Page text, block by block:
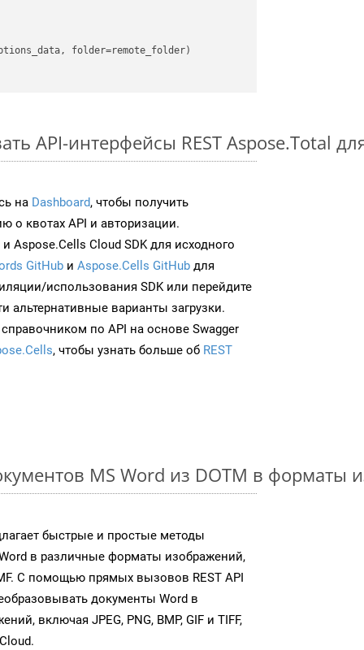
API-интерфейсы REST Aspose.Total
на Dashboard, чтобы получить
о квотах API и авторизации.
Aspose.Cells Cloud SDK для исходного
GitHub и Aspose.Cells GitHub для
использования SDK или перейдите
альтернативные варианты загрузки.
по API на основе Swagger
, чтобы узнать больше об REST
MS Word из DOTM в
быстрые и простые методы
в различные форматы изображений,
С помощью прямых вызовов REST API
документы Word в
включая JPEG, PNG, BMP, GIF и TIFF,